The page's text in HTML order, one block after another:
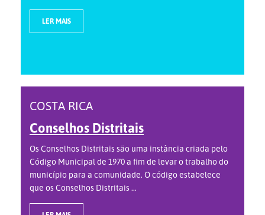
LER MAIS
COSTA RICA
Conselhos Distritais
Os Conselhos Distritais são uma instância criada pelo
Código Municipal de 1970 a fim de levar o trabalho do
município para a comunidade. O código estabelece
que os Conselhos Distritais ...